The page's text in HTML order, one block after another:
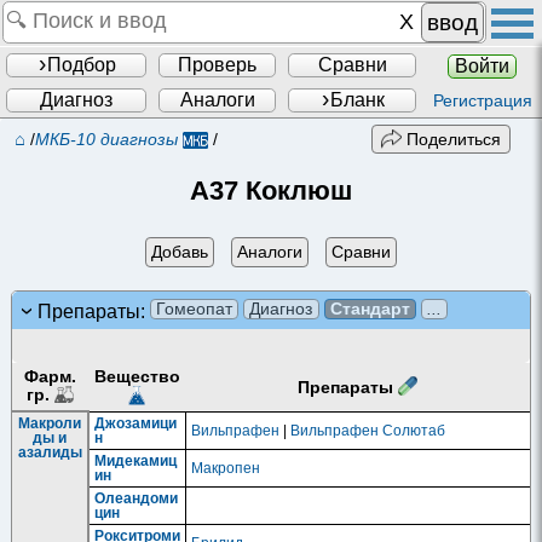
ввод
Подбор Проверь Сравни
Войти
Диагноз
Аналоги Бланк Регистрация
⌂ /МКБ-10 диагнозы / Поделиться
A37 Коклюш
Добавь Аналоги Сравни
Препараты: Гомеопат Диагноз Стандарт
Фарм.
гр.
Вещество
Препараты
Макроли
ды и
азалиды
Джозамици
н
Вильпрафен Вильпрафен Солютаб
Мидекамиц
ин
Макропен
Олеандоми
цин
Рокситроми